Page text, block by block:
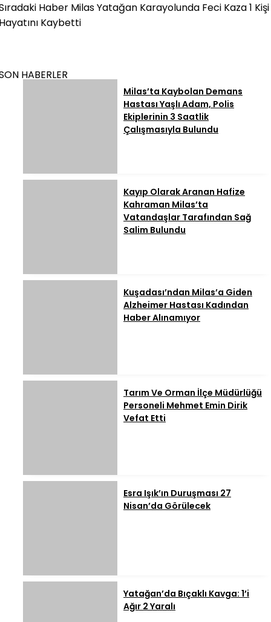
Haber Milas Yatağan Karayolunda Feci Kaza 1 Kişi
Kaybetti
HABERLER
Milas’ta Kaybolan Demans
Hastası Yaşlı Adam, Polis
Ekiplerinin 3 Saatlik
Çalışmasıyla Bulundu
Kayıp Olarak Aranan Hafize
Kahraman Milas’ta
Vatandaşlar Tarafından Sağ
Salim Bulundu
Kuşadası’ndan Milas’a Giden
Alzheimer Hastası Kadından
Haber Alınamıyor
Tarım Ve Orman İlçe Müdürlüğü
Personeli Mehmet Emin Dirik
Vefat Etti
Esra Işık’ın Duruşması 27
Nisan’da Görülecek
Yatağan’da Bıçaklı Kavga: 1’i
Ağır 2 Yaralı